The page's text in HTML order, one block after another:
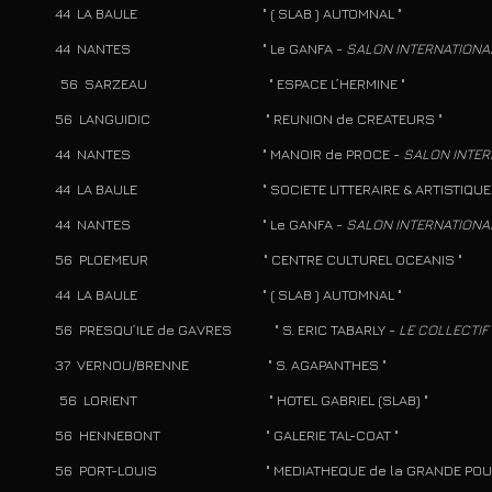
LA BAULE " ( SLAB ) AUTOMNAL "
NANTES " Le GANFA - SALON
56 SARZEAU " ESPACE L’HERMINE "
" REUNION de CREATEURS "
NANTES " MANOIR de PROCE - SALON
BAULE " SOCIETE LITTERAIRE & ARTISTIQUE
NANTES " Le GANFA - SALON
" CENTRE CULTUREL OCEANIS "
LA BAULE " ( SLAB ) AUTOMNAL "
de GAVRES " S. ERIC TABARLY - LE COLLECTIF
BRENNE " S. AGAPANTHES "
56 LORIENT " HOTEL GABRIEL (SLAB) "
" GALERIE TAL-COAT "
LOUIS " MEDIATHEQUE de la GRANDE